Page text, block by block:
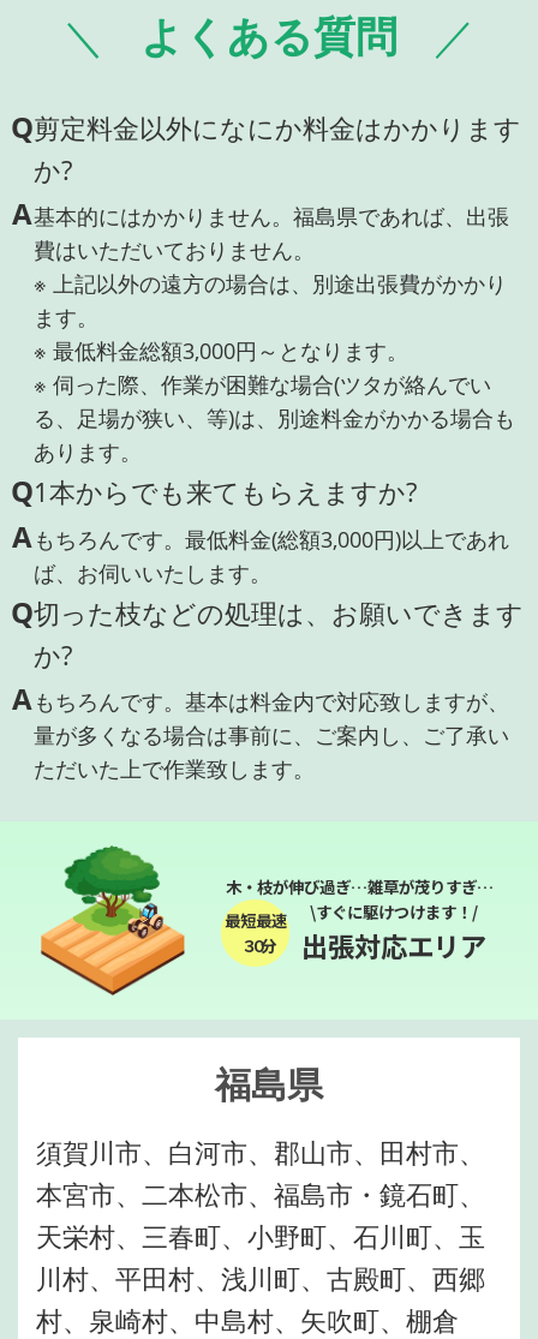
よくある質問
Q剪定料金以外になにか料金はかかります
か?
A基本的にはかかりません。福島県であれば、出張
費はいただいておりません。
※ 上記以外の遠方の場合は、別途出張費がかかり
ます。
※ 最低料金総額3,000円～となります。
※ 伺った際、作業が困難な場合(ツタが絡んでい
る、足場が狭い、等)は、別途料金がかかる場合も
あります。
Q1本からでも来てもらえますか?
Aもちろんです。最低料金(総額3,000円)以上であれ
ば、お伺いいたします。
Q切った枝などの処理は、お願いできます
か?
Aもちろんです。基本は料金内で対応致しますが、
量が多くなる場合は事前に、ご案内し、ご了承い
ただいた上で作業致します。
木・枝が伸び過ぎ…雑草が茂りすぎ…
最短最速
３０分
\すぐに駆けつけます！/
出張対応エリア
福島県
須賀川市、白河市、郡山市、田村市、
本宮市、二本松市、福島市・鏡石町、
天栄村、三春町、小野町、石川町、玉
川村、平田村、浅川町、古殿町、西郷
村、泉崎村、中島村、矢吹町、棚倉